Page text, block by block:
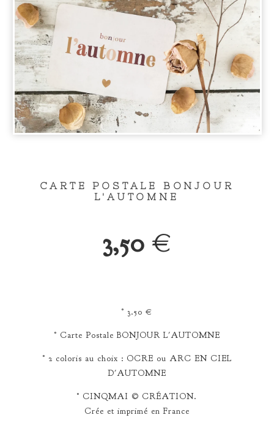
CARTE POSTALE BONJOUR
L'AUTOMNE
3,50 €
° 3.50 €
° Carte Postale BONJOUR L'AUTOMNE
° 2 coloris au choix : OCRE ou ARC EN CIEL
D'AUTOMNE
° CINQMAI © CRÉATION.
Crée et imprimé en France